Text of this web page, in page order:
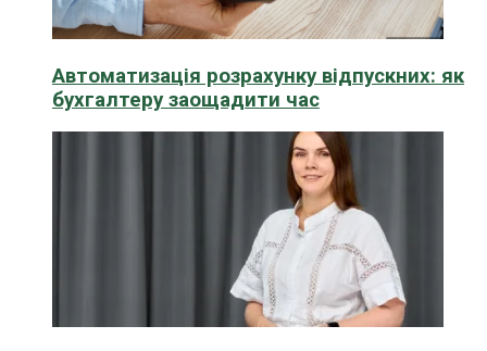
Автоматизація розрахунку відпускних: як
бухгалтеру заощадити час